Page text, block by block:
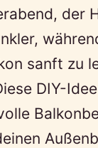
der
sanft zu
DIY-